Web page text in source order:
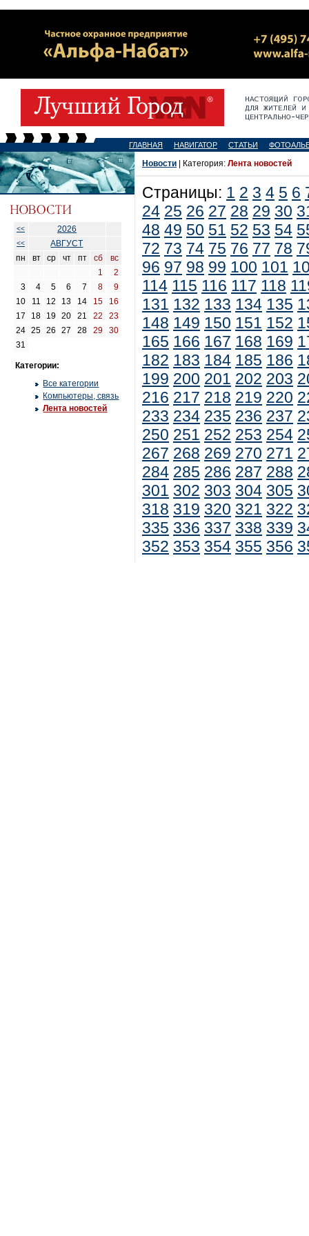
ГЛАВНАЯ НАВИГАТОР СТАТЬИ
<< 2026
<<
АВГУСТ
пн
вт ср чт пт сб
вс
1
2
3
4 5 6 7 8
9
10
11 12 13 14 15
16
17
18 19 20 21 22
23
24
25 26 27 28 29
30
31
Категории:
Все категории
Компьютеры, связь
Лента новостей
Новости | Категория: Лента новостей
Страницы: 1 2 3 4 5 6
24 25 26 27 28 29 30
48 49 50 51 52 53 54
72 73 74 75 76 77 78
96 97 98 99 100 101
114 115 116 117 118
131 132 133 134 135
148 149 150 151 152
165 166 167 168 169
182 183 184 185 186
199 200 201 202 203
216 217 218 219 220
233 234 235 236 237
250 251 252 253 254
267 268 269 270 271
284 285 286 287 288
301 302 303 304 305
318 319 320 321 322
335 336 337 338 339
352 353 354 355 356